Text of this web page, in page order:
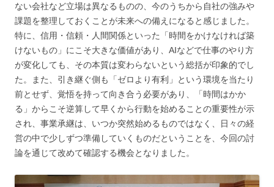
ない会社など立場は異なるものの、今のうちから自社の強みや
課題を整理しておくことが未来への備えになると感じました。
特に、信用・信頼・人間関係といった「時間をかけなければ築
けないもの」にこそ大きな価値があり、AIなどで仕事のやり方
が変化しても、その本質は変わらないという総括が印象的でし
た。また、引き継ぐ側も「ゼロより有利」という環境を当たり
前とせず、覚悟を持って向き合う必要があり、「時間はかか
る」からこそ逆算して早くから行動を始めることの重要性が示
され、事業承継は、いつか突然始めるものではなく、日々の経
営の中で少しずつ準備していくものだということを、今回の討
論を通じて改めて確認する機会となりました。